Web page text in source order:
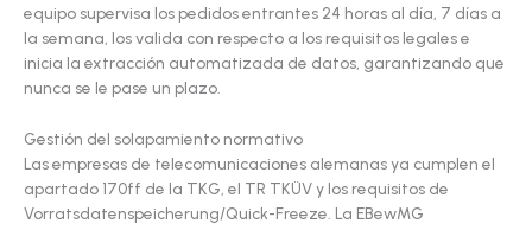
equipo supervisa los pedidos entrantes 24 horas al día, 7 días a
la semana, los valida con respecto a los requisitos legales e
inicia la extracción automatizada de datos, garantizando que
nunca se le pase un plazo.
Gestión del solapamiento normativo
Las empresas de telecomunicaciones alemanas ya cumplen el
apartado 170ff de la TKG, el TR TKÜV y los requisitos de
Vorratsdatenspeicherung/Quick-Freeze. La EBewMG